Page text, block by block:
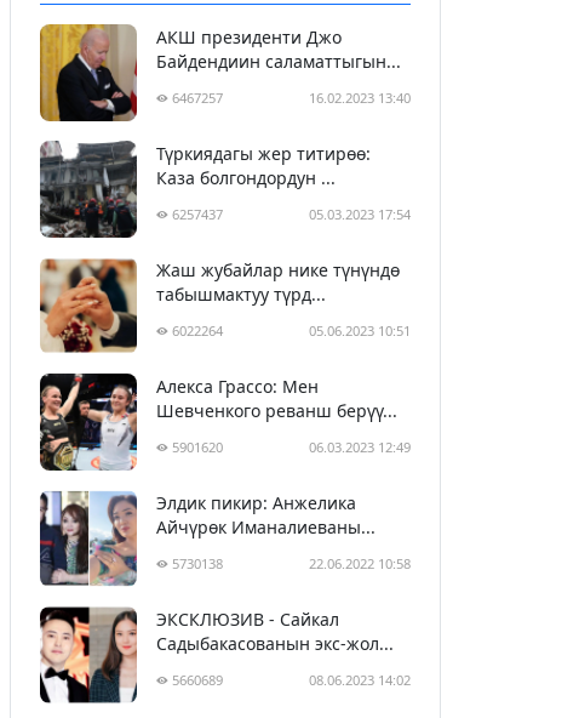
АКШ президенти Джо
Байдендиин саламаттыгын...
6467257 16.02.2023 13:40
Түркиядагы жер титирөө:
Каза болгондордун ...
6257437 05.03.2023 17:54
Жаш жубайлар нике түнүндө
табышмактуу түрд...
6022264 05.06.2023 10:51
Алекса Грассо: Мен
Шевченкого реванш берүү...
5901620 06.03.2023 12:49
Элдик пикир: Анжелика
Айчүрөк Иманалиеваны...
5730138 22.06.2022 10:58
ЭКСКЛЮЗИВ - Сайкал
Садыбакасованын экс-жол...
5660689 08.06.2023 14:02